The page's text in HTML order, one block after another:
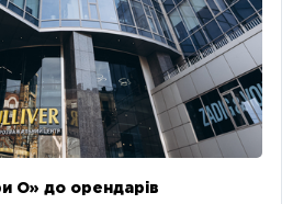
О» до орендарів